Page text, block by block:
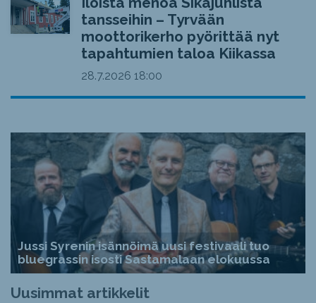
tansseihin – Tyrvään
moottorikerho pyörittää nyt
tapahtumien taloa Kiikassa
28.7.2026 18:00
Jussi Syrenin isännöimä uusi festivaali tuo
bluegrassin isosti Sastamalaan elokuussa
Uusimmat artikkelit